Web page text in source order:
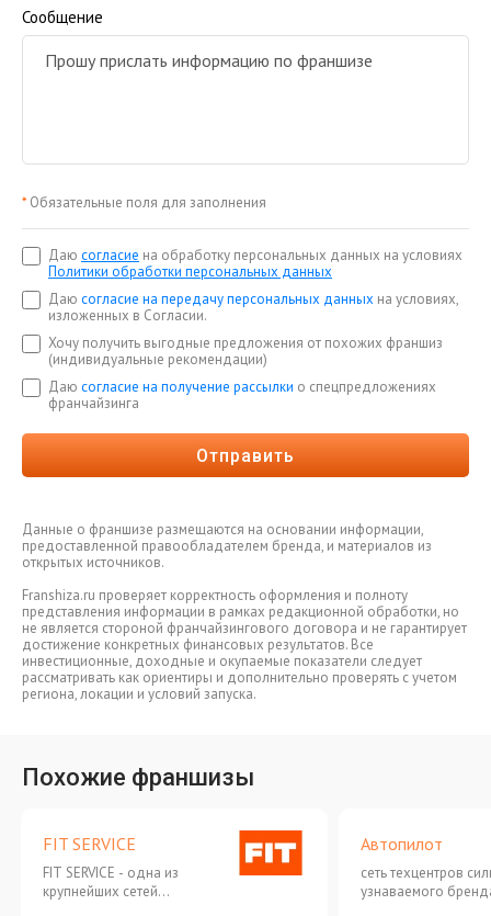
Сообщение
* Обязательные поля для заполнения
Даю согласие на обработку персональных данных на условиях
Политики обработки персональных данных
Даю согласие на передачу персональных данных на условиях,
изложенных в Согласии.
Хочу получить выгодные предложения от похожих франшиз
(индивидуальные рекомендации)
Даю согласие на получение рассылки о спецпредложениях
франчайзинга
Отправить
Данные о франшизе размещаются на основании информации,
предоставленной правообладателем бренда, и материалов из
открытых источников.
Franshiza.ru проверяет корректность оформления и полноту
представления информации в рамках редакционной обработки, но
не является стороной франчайзингового договора и не гарантирует
достижение конкретных финансовых результатов. Все
инвестиционные, доходные и окупаемые показатели следует
рассматривать как ориентиры и дополнительно проверять с учетом
региона, локации и условий запуска.
Похожие франшизы
FIT SERVICE
FIT SERVICE - одна из
крупнейших сетей
Автопилот
сеть техцентров
узнаваемого